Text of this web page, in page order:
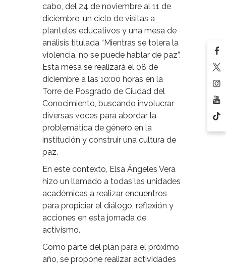
cabo, del 24 de noviembre al 11 de
diciembre, un ciclo de visitas a
planteles educativos y una mesa de
análisis titulada “Mientras se tolera la
violencia, no se puede hablar de paz”.
Esta mesa se realizará el 08 de
diciembre a las 10:00 horas en la
Torre de Posgrado de Ciudad del
Conocimiento, buscando involucrar
diversas voces para abordar la
problemática de género en la
institución y construir una cultura de
paz.
En este contexto, Elsa Ángeles Vera
hizo un llamado a todas las unidades
académicas a realizar encuentros
para propiciar el diálogo, reflexión y
acciones en esta jornada de
activismo.
Como parte del plan para el próximo
año, se propone realizar actividades